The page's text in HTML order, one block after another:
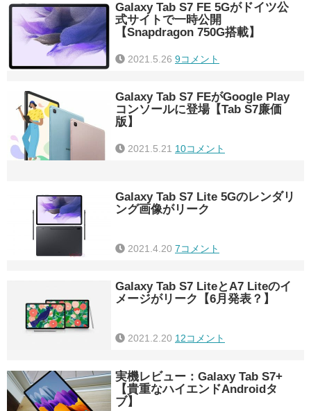
Galaxy Tab S7 FE 5Gがドイツ公
式サイトで一時公開
【Snapdragon 750G搭載】
2021.5.26 9コメント
Galaxy Tab S7 FEがGoogle Play
コンソールに登場【Tab S7廉価
版】
2021.5.21 10コメント
Galaxy Tab S7 Lite 5Gのレンダリ
ング画像がリーク
2021.4.20 7コメント
Galaxy Tab S7 LiteとA7 Liteのイ
メージがリーク【6月発表？】
2021.2.20 12コメント
実機レビュー：Galaxy Tab S7+
【貴重なハイエンドAndroidタ
ブ】